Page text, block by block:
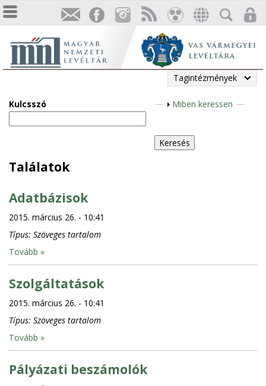
Tagintézmények
Kulcsszó
M
g
j
Miben keressen
Találatok
Adatbázisok
2015. március 26. - 10:41
Típus: Szöveges tartalom
Tovább »
Szolgáltatások
2015. március 26. - 10:41
Típus: Szöveges tartalom
Tovább »
Pályázati beszámolók